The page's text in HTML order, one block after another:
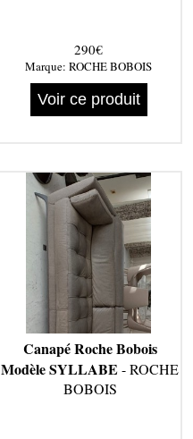
290€
Marque: ROCHE BOBOIS
Voir ce produit
Canapé Roche Bobois
Modèle SYLLABE - ROCHE
BOBOIS